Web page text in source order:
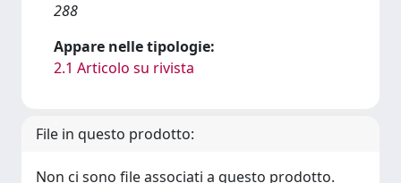
288
Appare nelle tipologie:
2.1 Articolo su rivista
File in questo prodotto:
Non ci sono file associati a questo prodotto.